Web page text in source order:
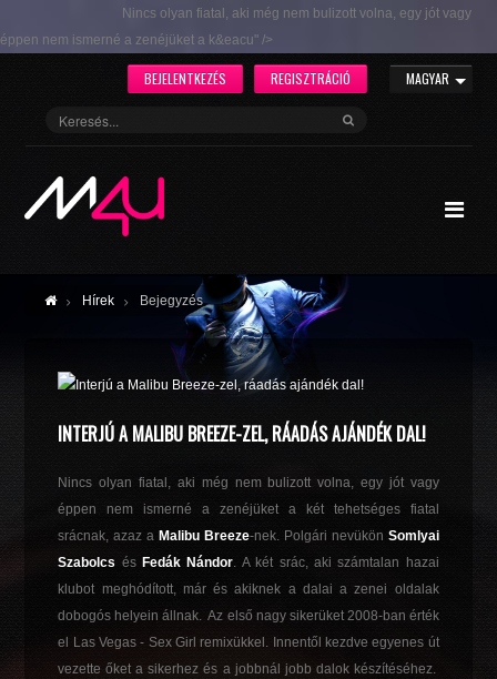
Nincs olyan fiatal, aki még nem bulizott volna, egy jót vagy
éppen nem ismerné a zenéjüket a k&eacu" />
MAGYAR
REGISZTRÁCIÓ
BEJELENTKEZÉS
Hírek Bejegyzés
INTERJÚ A MALIBU BREEZE-ZEL, RÁADÁS AJÁNDÉK DAL!
Nincs olyan fiatal, aki még nem bulizott volna, egy jót vagy
éppen nem ismerné a zenéjüket a két tehetséges fiatal
srácnak, azaz a Malibu Breeze-nek. Polgári nevükön Somlyai
Szabolcs és Fedák Nándor. A két srác, aki számtalan hazai
klubot meghódított, már és akiknek a dalai a zenei oldalak
dobogós helyein állnak. Az első nagy sikerüket 2008-ban érték
el Las Vegas - Sex Girl remixükkel. Innentől kezdve egyenes út
vezette őket a sikerhez és a jobbnál jobb dalok készítéséhez.